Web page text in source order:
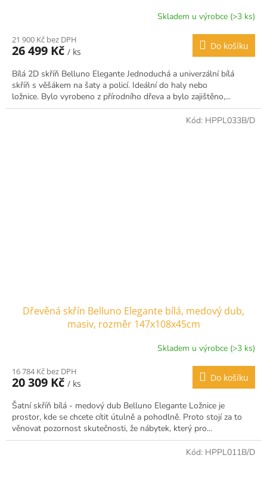
Skladem u výrobce (>3 ks)
21 900 Kč bez DPH
26 499 Kč / ks
Do košíku
Bílá 2D skříň Belluno Elegante Jednoduchá a univerzální bílá
skříň s věšákem na šaty a policí. Ideální do haly nebo
ložnice. Bylo vyrobeno z přírodního dřeva a bylo zajištěno,...
Dřevěná skřín Belluno Elegante bílá, medový dub,
masiv, rozměr 147x108x45cm
Skladem u výrobce (>3 ks)
16 784 Kč bez DPH
20 309 Kč / ks
Do košíku
Šatní skříň bílá - medový dub Belluno Elegante Ložnice je
prostor, kde se chcete cítit útulně a pohodlně. Proto stojí za to
věnovat pozornost skutečnosti, že nábytek, který pro...
Kód: HPPL033B/D
Kód: HPPL011B/D